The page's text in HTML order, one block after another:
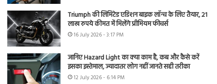
Triumph की लिमिटेड एडिशन बाइक लॉन्च के लिए तैयार, 21
लाख रुपये कीमत में मिलेंगे प्रीमियम फीचर्स
16 July 2026 - 3:17 PM
जानिए Hazard Light का क्या काम है, कब और कैसे करें
इसका इस्तेमाल, ज्यादातर लोग नहीं जानते सही तरीका
12 July 2026 - 6:14 PM